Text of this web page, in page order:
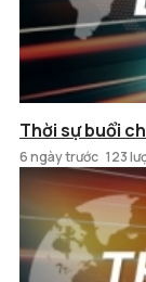
Thời sự buổi
6 ngày trước 123